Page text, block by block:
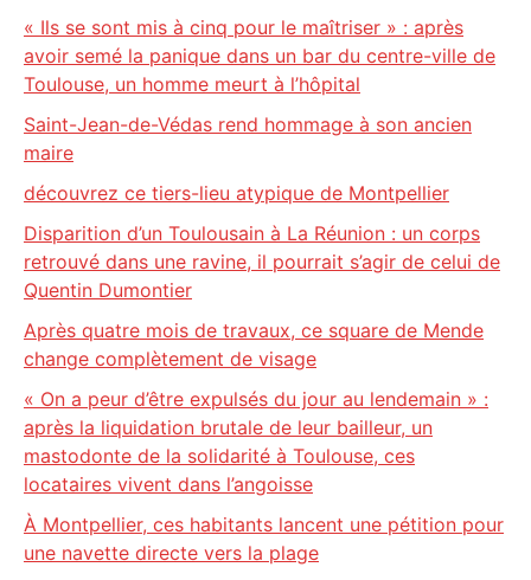
« Ils se sont mis à cinq pour le maîtriser » : après
avoir semé la panique dans un bar du centre-ville de
Toulouse, un homme meurt à l’hôpital
Saint-Jean-de-Védas rend hommage à son ancien
maire
découvrez ce tiers-lieu atypique de Montpellier
Disparition d’un Toulousain à La Réunion : un corps
retrouvé dans une ravine, il pourrait s’agir de celui de
Quentin Dumontier
Après quatre mois de travaux, ce square de Mende
change complètement de visage
« On a peur d’être expulsés du jour au lendemain » :
après la liquidation brutale de leur bailleur, un
mastodonte de la solidarité à Toulouse, ces
locataires vivent dans l’angoisse
À Montpellier, ces habitants lancent une pétition pour
une navette directe vers la plage